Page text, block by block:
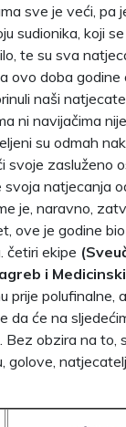
sve je veći, pa
sudionika, koji
te su sva
ovo doba godine
naši
ni navijačima
su odmah
svoje zasluženo
natjecanja
je, naravno,
ove je godine
četiri ekipe
i
prije polufinalne,
da će na
obzira na to,
golove,